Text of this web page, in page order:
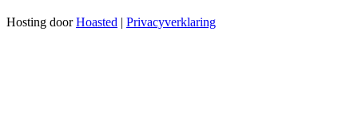
Hosting doorHoasted | Privacyverklaring